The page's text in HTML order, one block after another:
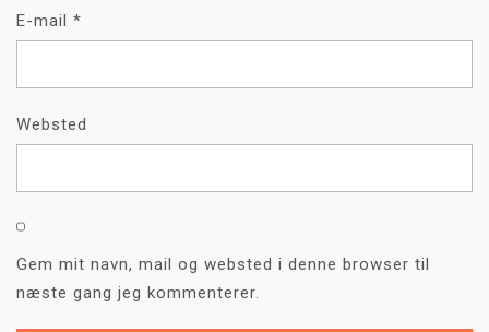
E-mail *
Websted
Gem mit navn, mail og websted i denne browser til
næste gang jeg kommenterer.